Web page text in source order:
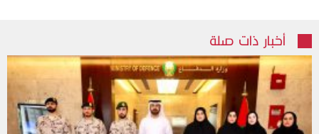
أخبار ذات صلة